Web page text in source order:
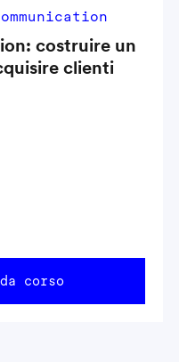
costruire un
clienti
corso